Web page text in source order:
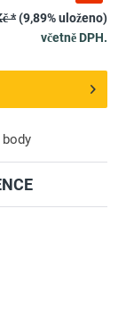
*(9,89% uloženo)
včetně DPH.